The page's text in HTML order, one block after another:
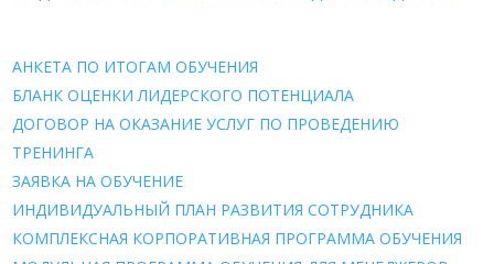
АНКЕТА ПО ИТОГАМ ОБУЧЕНИЯ
БЛАНК ОЦЕНКИ ЛИДЕРСКОГО ПОТЕНЦИАЛА
ДОГОВОР НА ОКАЗАНИЕ УСЛУГ ПО ПРОВЕДЕНИЮ
ТРЕНИНГА
ЗАЯВКА НА ОБУЧЕНИЕ
ИНДИВИДУАЛЬНЫЙ ПЛАН РАЗВИТИЯ СОТРУДНИКА
КОМПЛЕКСНАЯ КОРПОРАТИВНАЯ ПРОГРАММА ОБУЧЕНИЯ